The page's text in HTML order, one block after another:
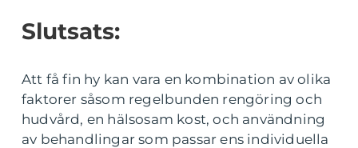
Slutsats:
Att få fin hy kan vara en kombination av olika
faktorer såsom regelbunden rengöring och
hudvård, en hälsosam kost, och användning
av behandlingar som passar ens individuella